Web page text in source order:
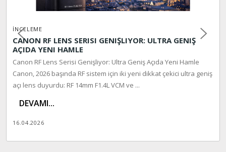
İNCELEME
CANON RF LENS SERISI GENIŞLIYOR: ULTRA GENIŞ
AÇIDA YENI HAMLE
Canon RF Lens Serisi Genişliyor: Ultra Geniş Açıda Yeni Hamle
Canon, 2026 başında RF sistem için iki yeni dikkat çekici ultra geniş
açı lens duyurdu: RF 14mm F1.4L VCM ve ...
DEVAMI...
16.04.2026